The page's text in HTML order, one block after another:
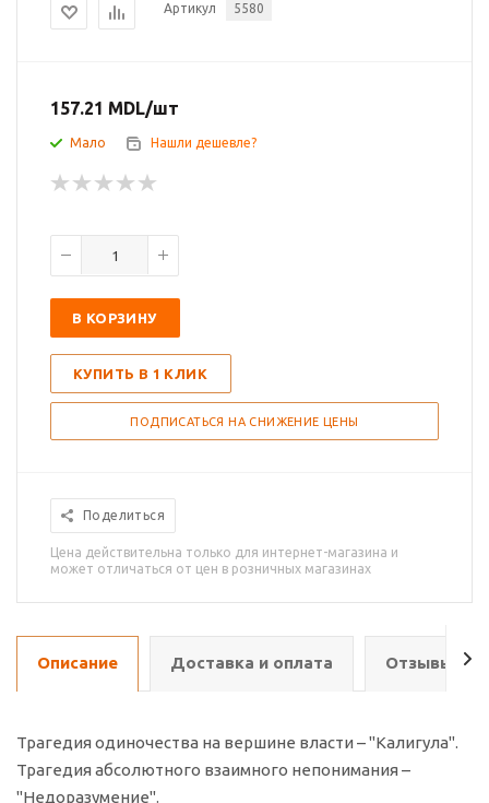
Артикул 5580
157.21 MDL/шт
Мало Нашли дешевле?
В КОРЗИНУ
КУПИТЬ В 1 КЛИК
ПОДПИСАТЬСЯ НА СНИЖЕНИЕ ЦЕНЫ
Поделиться
Цена действительна только для интернет-магазина и
может отличаться от цен в розничных магазинах
Описание Доставка и оплата Отзывы о
Трагедия одиночества на вершине власти – "Калигула".
Трагедия абсолютного взаимного непонимания –
"Недоразумение".